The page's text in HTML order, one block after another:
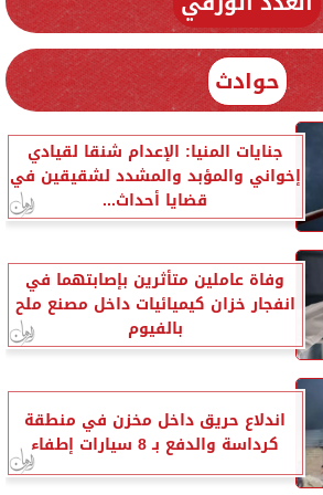
حوادث
جنايات المنيا: الإعدام شنقا لقيادي
إخواني والمؤبد والمشدد لشقيقين في
قضايا أحداث...
وفاة عاملين متأثرين بإصابتهما في
انفجار خزان كيميائيات داخل مصنع ملح
بالفيوم
اندلاع حريق داخل مخزن في منطقة
كرداسة والدفع بـ 8 سيارات إطفاء